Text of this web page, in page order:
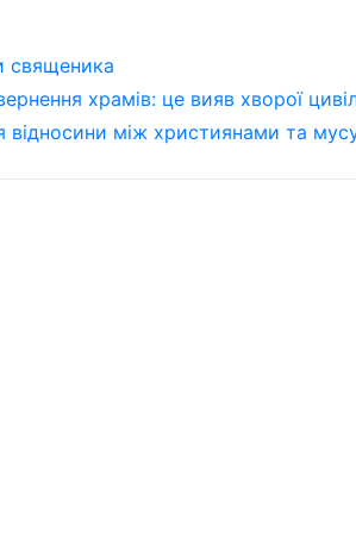
священика
храмів: це вияв хворої
відносини між християнами та